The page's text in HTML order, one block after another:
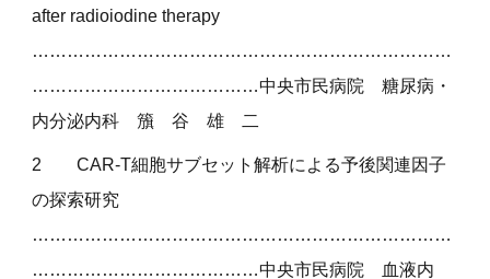
after radioiodine therapy
………………………………………………………………
…………………………………中央市民病院糖尿病・
内分泌内科
籏 谷 雄 二
2
CAR-T細胞サブセット解析による予後関連因子
の探索研究
………………………………………………………………
…………………………………中央市民病院 血液内